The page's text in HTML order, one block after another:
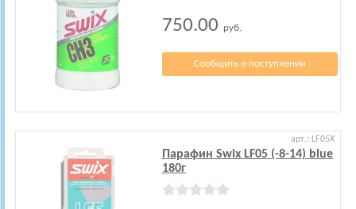
750.00 руб.
Сообщить о поступлении
арт.: LF05X
Парафин Swix LF05 (-8-14) blue
180г